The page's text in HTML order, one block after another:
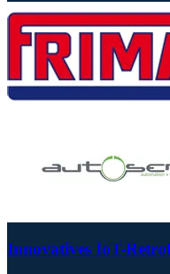
Innovatives IoT-